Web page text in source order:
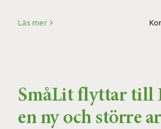
Läs mer
SmåLit flyttar till
en ny och större